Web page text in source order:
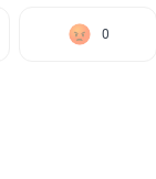
0